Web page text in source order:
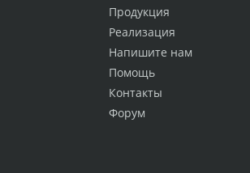
Продукция
Реализация
Напишите нам
Помощь
Контакты
Форум